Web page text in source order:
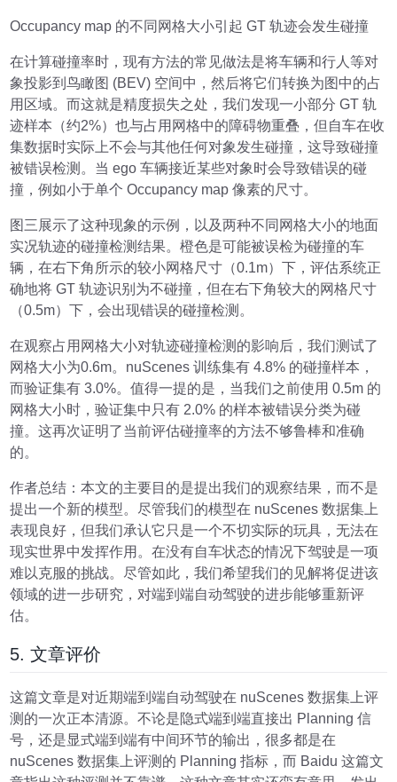
Occupancy map 的不同网格大小引起 GT 轨迹会发生碰撞
在计算碰撞率时，现有方法的常见做法是将车辆和行人等对
象投影到鸟瞰图 (BEV) 空间中，然后将它们转换为图中的占
用区域。而这就是精度损失之处，我们发现一小部分 GT 轨
迹样本（约2%）也与占用网格中的障碍物重叠，但自车在收
集数据时实际上不会与其他任何对象发生碰撞，这导致碰撞
被错误检测。 当 ego 车辆接近某些对象时会导致错误的碰
撞，例如小于单个 Occupancy map 像素的尺寸。
图三展示了这种现象的示例，以及两种不同网格大小的地面
实况轨迹的碰撞检测结果。橙色是可能被误检为碰撞的车
辆，在右下角所示的较小网格尺寸（0.1m）下，评估系统正
确地将 GT 轨迹识别为不碰撞，但在右下角较大的网格尺寸
（0.5m）下，会出现错误的碰撞检测。
在观察占用网格大小对轨迹碰撞检测的影响后，我们测试了
网格大小为0.6m。nuScenes 训练集有 4.8% 的碰撞样本，
而验证集有 3.0%。值得一提的是，当我们之前使用 0.5m 的
网格大小时，验证集中只有 2.0% 的样本被错误分类为碰
撞。这再次证明了当前评估碰撞率的方法不够鲁棒和准确
的。
作者总结 ：本文的主要目的是提出我们的观察结果，而不是
提出一个新的模型。尽管我们的模型在 nuScenes 数据集上
表现良好，但我们承认它只是一个不切实际的玩具，无法在
现实世界中发挥作用。在没有自车状态的情况下驾驶是一项
难以克服的挑战。尽管如此，我们希望我们的见解将促进该
领域的进一步研究，对端到端自动驾驶的进步能够重新评
估。
5. 文章评价
这篇文章是对近期端到端自动驾驶在 nuScenes 数据集上评
测的一次正本清源。不论是隐式端到端直接出 Planning 信
号，还是显式端到端有中间环节的输出，很多都是在
nuScenes 数据集上评测的 Planning 指标，而 Baidu 这篇文